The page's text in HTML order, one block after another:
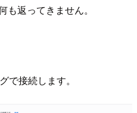
返ってきません。
で接続します。